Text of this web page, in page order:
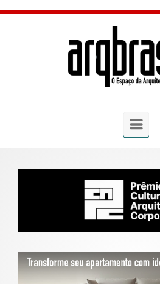
Skip to main content